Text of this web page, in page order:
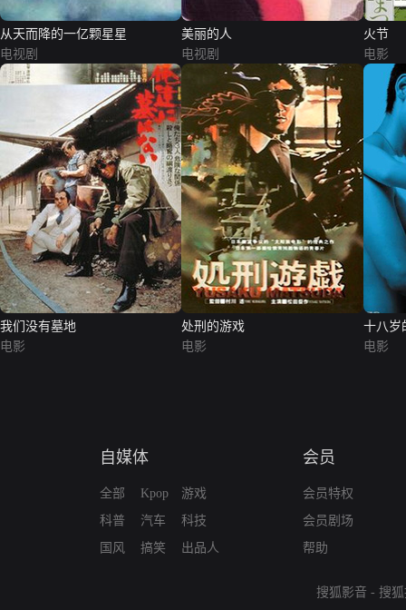
从天而降的一亿颗星星
电视剧
美丽的人
电视剧
火节
电影
我们没有墓地
电影
处刑的游戏
电影
十八岁
电影
自媒体
全部
科普
国风
Kpop
汽车
搞笑
游戏
科技
出品人
会员
会员特权
会员剧场
帮助
搜狐影音 - 搜